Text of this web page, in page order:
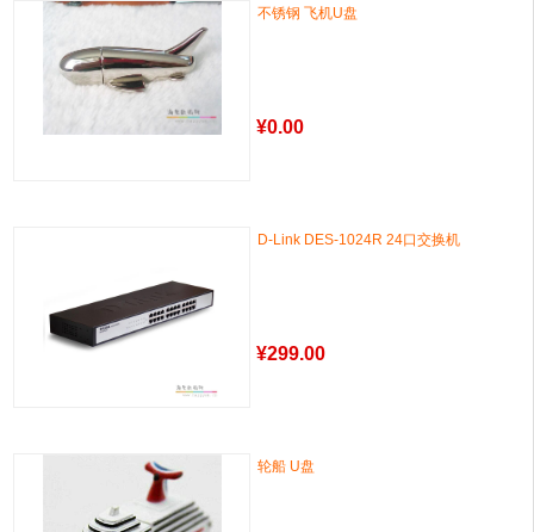
不锈钢 飞机U盘
¥0.00
D-Link DES-1024R 24口交换机
¥299.00
轮船 U盘